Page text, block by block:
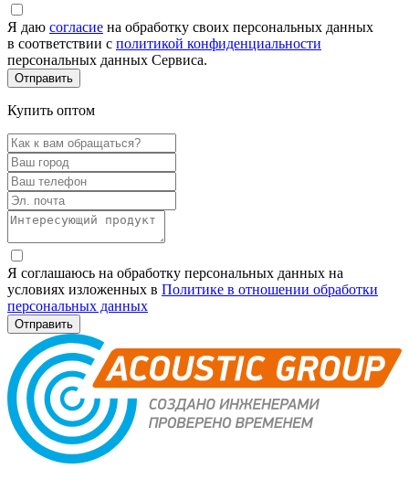
Я даю согласие на обработку своих персональных данных
в соответствии с политикой конфиденциальности
персональных данных Сервиса.
Купить оптом
Я соглашаюсь на обработку персональных данных на
условиях изложенных в Политике в отношении обработки
персональных данных